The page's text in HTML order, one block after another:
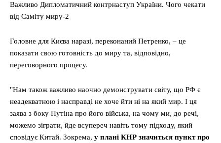
Важливо Дипломатичний контрнаступ України. Чого чекати
від Саміту миру-2
Головне для Києва наразі, переконаний Петренко, – це
показати свою готовність до миру та, відповідно,
переговорного процесу.
"Нам також важливо наочно демонструвати світу, що РФ є
неадекватною і насправді не хоче йти ні на який мир. І ця
заява з боку Путіна про його війська, на чому ми, до речі,
можемо зіграти, йде всупереч навіть тому підходу, який
сповідує Китай. Зокрема, у плані КНР значиться пункт про